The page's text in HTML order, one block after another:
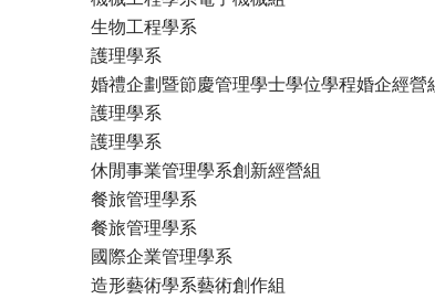
生物工程學系
護理學系
婚禮企劃暨節慶管理學士學位學程婚企經營
護理學系
護理學系
休閒事業管理學系創新經營組
餐旅管理學系
餐旅管理學系
國際企業管理學系
造形藝術學系藝術創作組